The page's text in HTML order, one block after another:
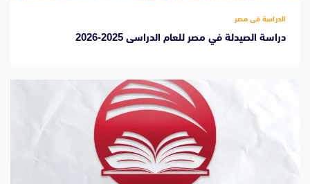
الدراسة فى مصر
دراسة الصيدلة في مصر للعام الدراسى 2025-2026